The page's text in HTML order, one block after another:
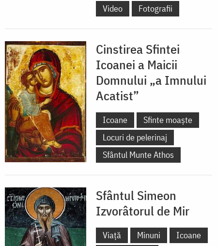
Video
Fotografii
Cinstirea Sfintei
Icoanei a Maicii
Domnului „a Imnului
Acatist”
Icoane
Sfinte moaște
Locuri de pelerinaj
Sfântul Munte Athos
Sfântul Simeon
Izvorâtorul de Mir
Viață Minuni
Icoane